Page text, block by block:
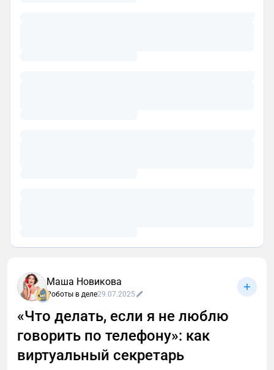
Маша Новикова
Роботы в деле29.07.2025
«Что делать, если я не люблю
говорить по телефону»: как
виртуальный секретарь